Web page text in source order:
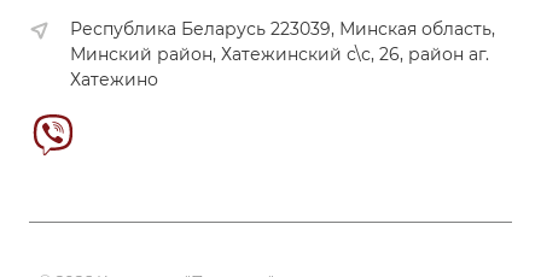
Республика Беларусь 223039, Минская область,
Минский район, Хатежинский с\с, 26, район аг.
Хатежино